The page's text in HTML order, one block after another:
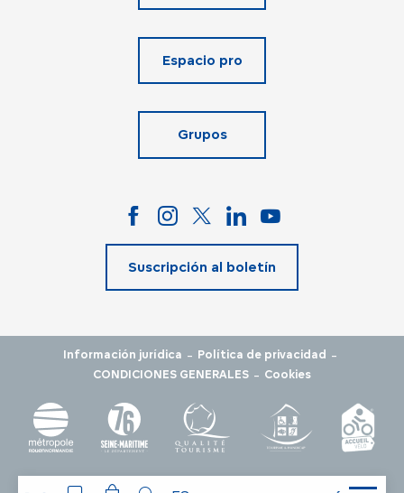
Espacio pro
Grupos
Suscripción al boletín
Información jurídica - Política de privacidad -
CONDICIONES GENERALES - Cookies